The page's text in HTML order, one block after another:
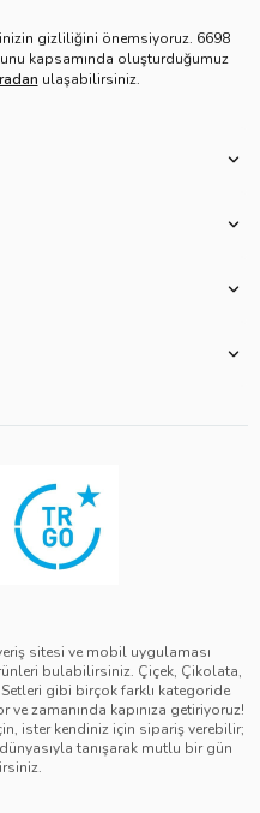
gizliliğini önemsiyoruz. 6698
kapsamında oluşturduğumuz
ulaşabilirsiniz.
& Extra
sitesi ve mobil uygulaması
bulabilirsiniz. Çiçek, Çikolata,
gibi birçok farklı kategoride
ve zamanında kapınıza getiriyoruz!
ister kendiniz için sipariş verebilir;
tanışarak mutlu bir gün